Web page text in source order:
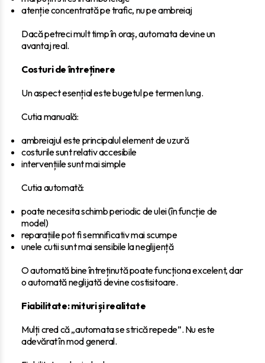
atenție concentrată pe trafic, nu pe ambreiaj
Dacă petreci mult timp în oraș, automata devine un
avantaj real.
Costuri de întreținere
Un aspect esențial este bugetul pe termen lung.
Cutia manuală:
ambreiajul este principalul element de uzură
costurile sunt relativ accesibile
intervențiile sunt mai simple
Cutia automată:
poate necesita schimb periodic de ulei (în funcție de
model)
reparațiile pot fi semnificativ mai scumpe
unele cutii sunt mai sensibile la neglijență
O automată bine întreținută poate funcționa excelent, dar
o automată neglijată devine costisitoare.
Fiabilitate: mituri și realitate
Mulți cred că „automata se strică repede”. Nu este
adevărat în mod general.